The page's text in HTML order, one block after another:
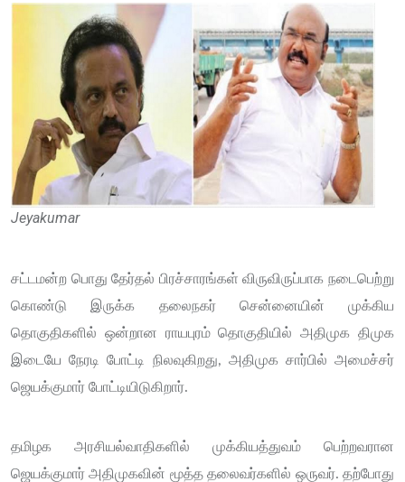
Jeyakumar
சட்டமன்ற பொது தேர்தல் பிரச்சாரங்கள் விருவிருப்பாக நடைபெற்று
கொண்டு இருக்க தலைநகர் சென்னையின் முக்கிய
தொகுதிகளில் ஒன்றான ராயபுரம் தொகுதியில் அதிமுக திமுக
இடையே நேரடி போட்டி நிலவுகிறது, அதிமுக சார்பில் அமைச்சர்
ஜெயக்குமார் போட்டியிடுகிறார்.
தமிழக அரசியல்வாதிகளில் முக்கியத்துவம் பெற்றவரான
ஜெயக்குமார் அதிமுகவின் மூத்த தலைவர்களில் ஒருவர். தற்போது